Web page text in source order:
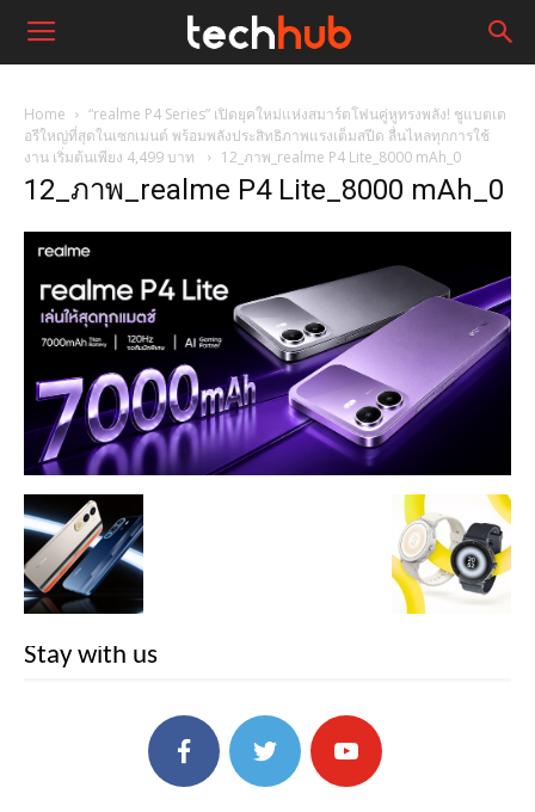
Home
“realme P4 Series” เปิดยุคใหม่แห่งสมาร์ตโฟนคู่หูทรงพลัง! ชูแบตเต
อรีใหญ่ที่สุดในเซกเมนต์ พร้อมพลังประสิทธิภาพแรงเต็มสปีด ลื่นไหลทุกการใช้
งาน เริ่มต้นเพียง 4,499 บาท
12_ภาพ_realme P4 Lite_8000 mAh_0
12_ภาพ_realme P4 Lite_8000 mAh_0
Stay with us